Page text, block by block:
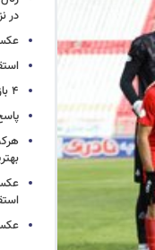
در
۴ بازیکن در آخرین لیست خرید پرسپولیس!